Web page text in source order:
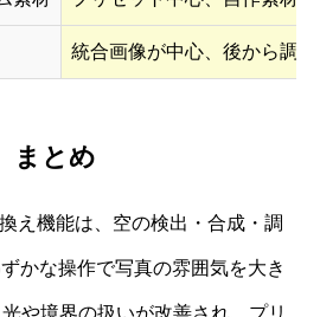
統合画像が中心、後から調
まとめ
え機能は、空の検出・合成・調
かな操作で写真の雰囲気を大き
や境界の扱いが改善され、プリ